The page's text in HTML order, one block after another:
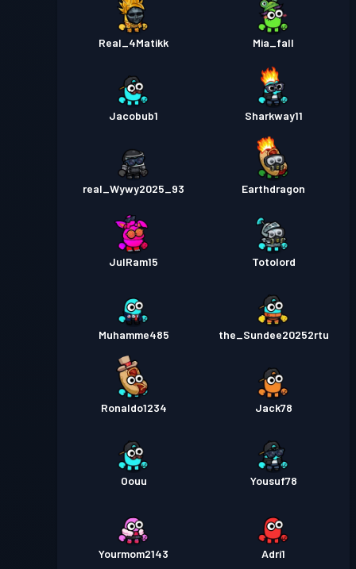
Real_4Matikk Mia_fall
Jacobub1 Sharkway11
real_Wywy2025_93 Earthdragon
JulRam15 Totolord
Muhamme485 the_Sundee20252rtu
Ronaldo1234 Jack78
Oouu Yousuf78
Yourmom2143 Adri1